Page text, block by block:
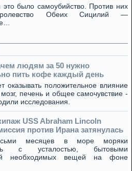
это было самоубийство. Против них
Обеих Сицилий —
людям за 50 нужно
пить кофе каждый день
оказывать положительное влияние
печень и общее самочувствие -
исследования.
USS Abraham Lincoln
против Ирана затянулась
месяцев в море моряки
с усталостью, бытовыми
необходимых вещей на фоне